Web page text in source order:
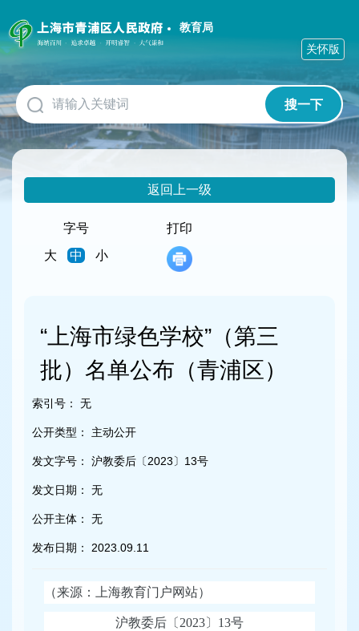
障
碍
作
说
明
跳
到
网
教育局
搜一下
关怀版
返回上一级
字号
大
中 小
打印
“上海市绿色学校”（第三
批）名单公布（青浦区）
索引号： 无
公开类型： 主动公开
发文字号： 沪教委后〔2023〕13号
发文日期： 无
公开主体： 无
发布日期： 2023.09.11
（来源：上海教育门户网站）
沪教委后〔2023〕13号